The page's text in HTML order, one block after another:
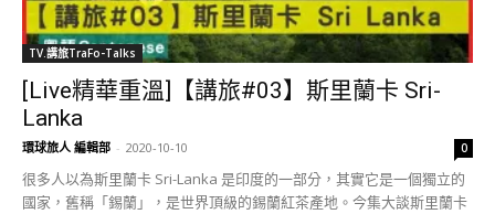
TV.講旅TraFo-Talks
[Live精華重溫]【講旅#03】斯里蘭卡 Sri-
Lanka
環球旅人 編輯部 - 2020-10-10 0
很多人以為斯里蘭卡 Sri-Lanka 是印度的一部分，其實它是一個獨立的
國家，舊稱「錫蘭」，是世界頂級的錫蘭紅茶產地。今集大談斯里蘭卡